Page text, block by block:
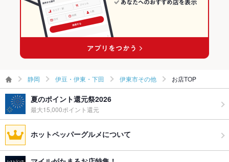
ー二次会
ご相談ください
静岡 伊豆・伊東・下田 伊東市その他 お店TOP
夏のポイント還元祭2026
最大15,000ポイント還元
ホットペッパーグルメについて